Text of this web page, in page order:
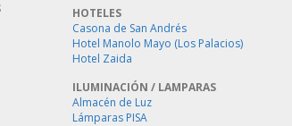
HOTELES
Casona de San Andrés
Hotel Manolo Mayo (Los Palacios)
Hotel Zaida
ILUMINACIÓN / LAMPARAS
Almacén de Luz
Lámparas PISA